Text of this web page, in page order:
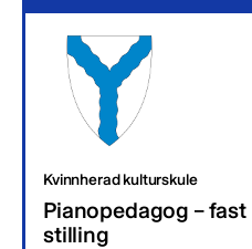
Kvinnherad kulturskule
Pianopedagog – fast
stilling